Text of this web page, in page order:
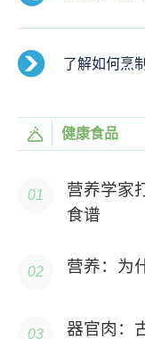
了解如何烹
健康食品
营养学家
食谱
营养：为
器官肉：